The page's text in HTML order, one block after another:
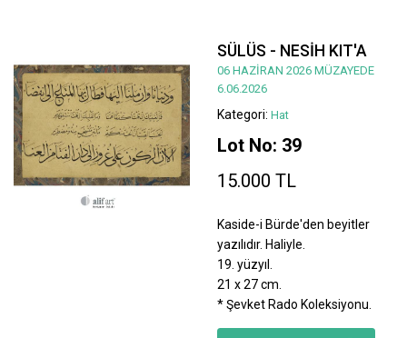
SÜLÜS - NESİH KIT'A
06 HAZİRAN 2026 MÜZAYEDE
6.06.2026
Kategori: Hat
Lot No: 39
15.000 TL
Kaside-i Bürde'den beyitler
yazılıdır. Haliyle.
19. yüzyıl.
21 x 27 cm.
* Şevket Rado Koleksiyonu.